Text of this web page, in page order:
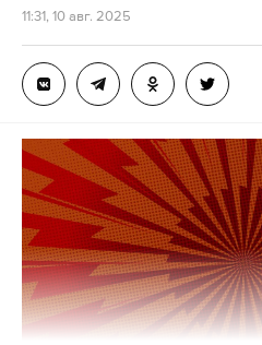
11:31, 10 авг. 2025